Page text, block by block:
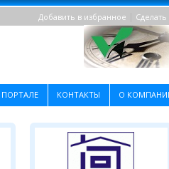
Добавить в избранное Сделать
КОНТАКТЫ О